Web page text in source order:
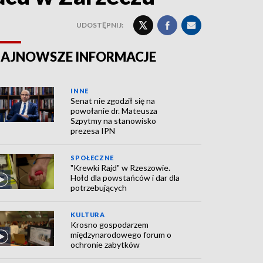
UDOSTĘPNIJ:
INFORMACJE
INNE
Senat nie zgodził się na
powołanie dr. Mateusza
Szpytmy na stanowisko
prezesa IPN
SPOŁECZNE
"Krewki Rajd" w Rzeszowie.
Hołd dla powstańców i dar dla
potrzebujących
KULTURA
Krosno gospodarzem
międzynarodowego forum o
ochronie zabytków